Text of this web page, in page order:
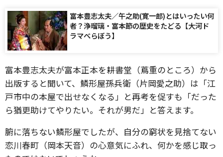
富本豊志太夫／午之助(寛一郎)とはいったい何
者？浄瑠璃・富本節の歴史をたどる【大河ド
ラマべらぼう】
富本豊志太夫が富本正本を耕書堂（蔦重のところ）から
出版すると聞いて、鱗形屋孫兵衛（片岡愛之助）は「江
戸市中の本屋で出せなくなる」と再考を促すも「だった
ら猶更助けてやりたい。それが男だ」と答えます。
腑に落ちない鱗形屋でしたが、自分の窮状を見捨てない
恋川春町（岡本天音）の心意気にふれ、何かを感じ取っ